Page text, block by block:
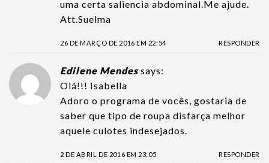
uma certa saliencia abdominal.Me ajude.
Att.Suelma
26 DE MARÇO DE 2016 EM 22:54 RESPONDER
Edilene Mendes says:
Olá!!! Isabella
Adoro o programa de vocês, gostaria de
saber que tipo de roupa disfarça melhor
aquele culotes indesejados.
2 DE ABRIL DE 2016 EM 23:05 RESPONDER